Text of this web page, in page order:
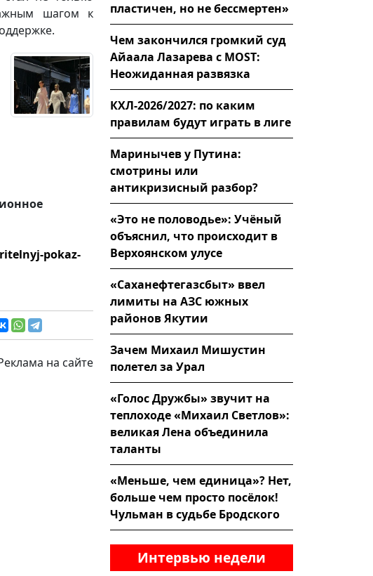
шагом к
pokaz-
на сайте
пластичен, но не бессмертен»
Чем закончился громкий суд
Айаала Лазарева с MOST:
Неожиданная развязка
КХЛ-2026/2027: по каким
правилам будут играть в лиге
Маринычев у Путина:
смотрины или
антикризисный разбор?
«Это не половодье»: Учёный
объяснил, что происходит в
Верхоянском улусе
«Саханефтегазсбыт» ввел
лимиты на АЗС южных
районов Якутии
Зачем Михаил Мишустин
полетел за Урал
«Голос Дружбы» звучит на
теплоходе «Михаил Светлов»:
великая Лена объединила
таланты
«Меньше, чем единица»? Нет,
больше чем просто посёлок!
Чульман в судьбе Бродского
Интервью недели